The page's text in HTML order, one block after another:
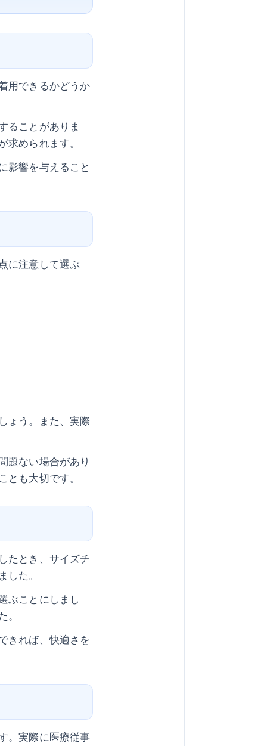
用できるかどうか
ることがありま
められます。
影響を与えること
に注意して選ぶ
ょう。また、実際
題ない場合があり
も大切です。
たとき、サイズチ
た。
ぶことにしまし
きれば、快適さを
。実際に医療従事